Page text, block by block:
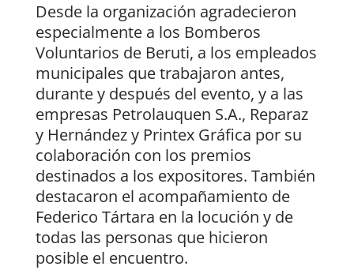
Desde la organización agradecieron
especialmente a los Bomberos
Voluntarios de Beruti, a los empleados
municipales que trabajaron antes,
durante y después del evento, y a las
empresas Petrolauquen S.A., Reparaz
y Hernández y Printex Gráfica por su
colaboración con los premios
destinados a los expositores. También
destacaron el acompañamiento de
Federico Tártara en la locución y de
todas las personas que hicieron
posible el encuentro.